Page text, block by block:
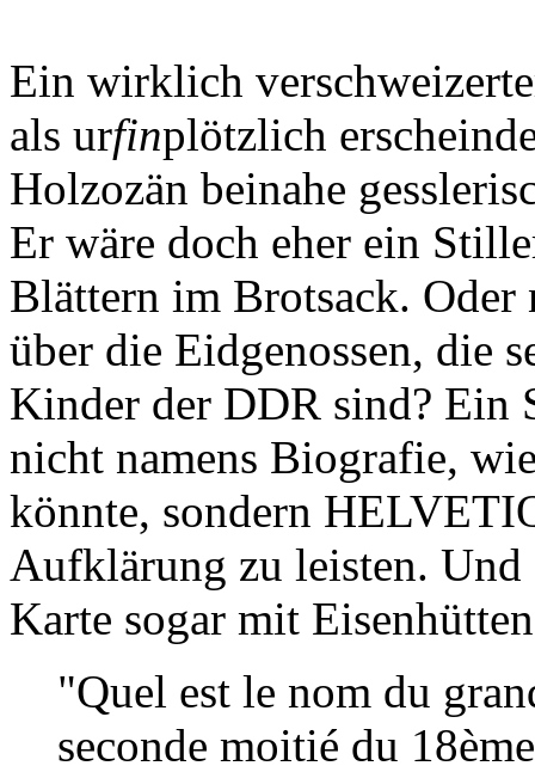
Ein wirklich
als urfinplötzlich
Holzozän beinahe
Er wäre doch eher ein
Blättern im Brotsack.
über die Eidgenossen, die
Kinder der DDR sind? Ein
nicht namens Biografie,
könnte, sondern
Aufklärung zu leisten. Und
Karte sogar mit
"Quel est le nom du
seconde moitié du